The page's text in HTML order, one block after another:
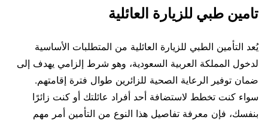
تامين طبي للزيارة العائلية
يُعد التأمين الطبي للزيارة العائلية من المتطلبات الأساسية
لدخول المملكة العربية السعودية، وهو شرط إلزامي يهدف إلى
ضمان توفير الرعاية الصحية للزائرين طوال فترة إقامتهم.
سواء كنت تخطط لاستضافة أحد أفراد عائلتك أو كنت زائرًا
بنفسك، فإن معرفة تفاصيل هذا النوع من التأمين أمر مهم